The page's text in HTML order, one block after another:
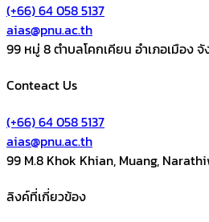
(+66) 64 058 5137
aias@pnu.ac.th
99 หมู่ 8 ตำบลโคกเคียน อำเภอเมือง
Conteact Us
(+66) 64 058 5137
aias@pnu.ac.th
99 M.8 Khok Khian, Muang,
ลิงค์ที่เกี่ยวข้อง